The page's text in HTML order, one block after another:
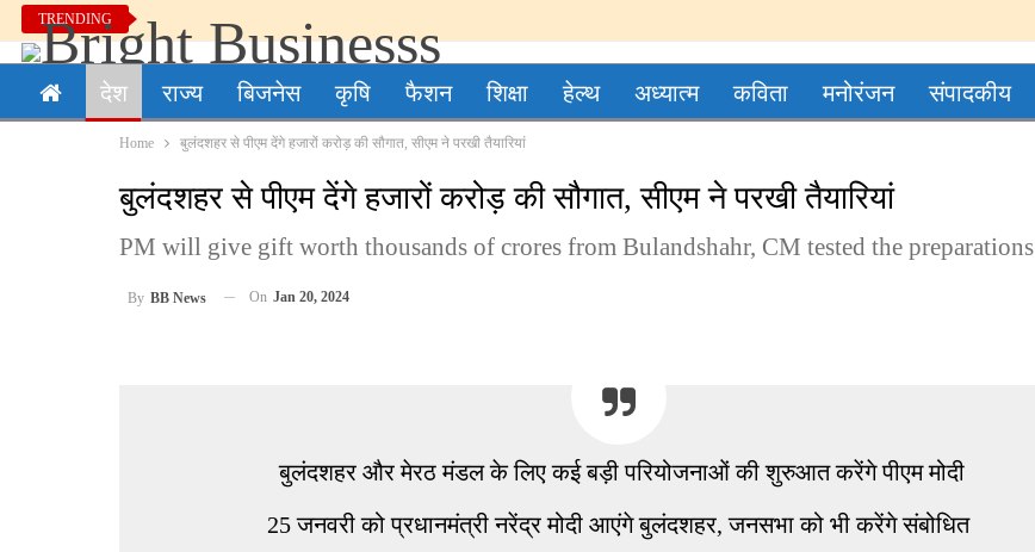
TRENDING
देश राज्य बिजनेस कृषि फैशन शिक्षा हेल्थ अध्यात्म कविता मनोरंजन संपादकीय
Home बुलंदशहर से पीएम देंगे हजारों करोड़ की सौगात, सीएम ने परखी तैयारियां
बुलंदशहर से पीएम देंगे हजारों करोड़ की सौगात, सीएम ने परखी तैयारियां
PM will give gift worth thousands of crores from Bulandshahr, CM tested the preparations
By BB News On Jan 20, 2024
बुलंदशहर और मेरठ मंडल के लिए कई बड़ी परियोजनाओं की शुरुआत करेंगे पीएम मोदी
25 जनवरी को प्रधानमंत्री नरेंद्र मोदी आएंगे बुलंदशहर, जनसभा को भी करेंगे संबोधित